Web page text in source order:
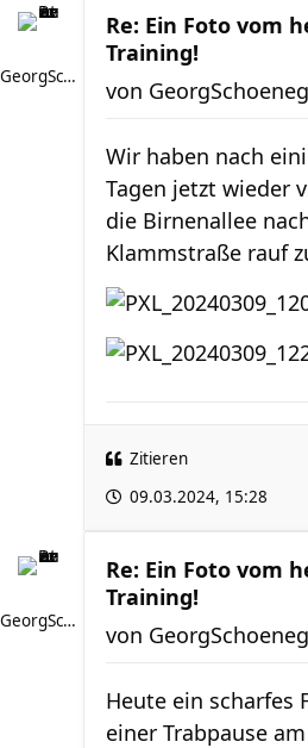
GeorgSchoenegger
Re: Ein Foto vom
Training!
von
Wir haben nach
Tagen jetzt wieder
die Birnenallee
Klammstraße rauf
Zitieren
09.03.2024, 15:28
GeorgSchoenegger
Re: Ein Foto vom
Training!
von
Heute ein scharfes
einer Trabpause